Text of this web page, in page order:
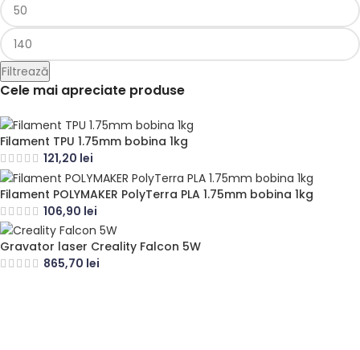
Filtrează
Cele mai apreciate produse
Filament TPU 1.75mm bobina 1kg
121,20 lei
Filament POLYMAKER PolyTerra PLA 1.75mm bobina 1kg
106,90 lei
Gravator laser Creality Falcon 5W
865,70 lei